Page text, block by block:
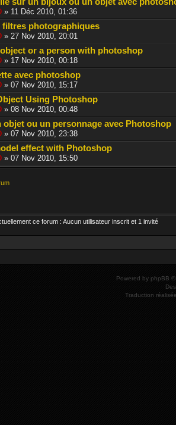
» 11 Déc 2010, 01:36
filtres photographiques
» 27 Nov 2010, 20:01
or a person with photoshop
» 17 Nov 2010, 00:18
avec photoshop
» 07 Nov 2010, 15:17
Using Photoshop
» 08 Nov 2010, 00:48
objet ou un personnage avec Photoshop
» 07 Nov 2010, 23:38
effect with Photoshop
» 07 Nov 2010, 15:50
ce forum : Aucun utilisateur inscrit et 1 invité
Powered by phpBB ©
Traduction